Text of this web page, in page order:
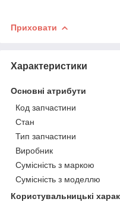
Приховати
Характеристики
Основні атрибути
Код запчастини
Стан
Тип запчастини
Виробник
Сумісність з маркою
Сумісність з моделлю
Користувальницькі